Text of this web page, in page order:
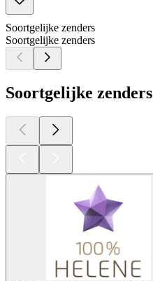
Soortgelijke zenders
Soortgelijke zenders
Soortgelijke zenders